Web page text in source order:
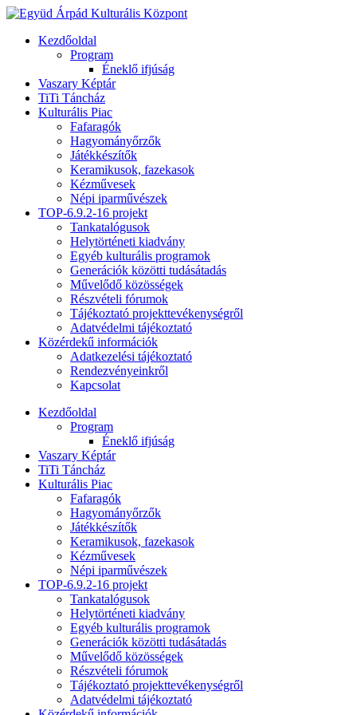
Kezdőoldal
Program
Éneklő ifjúság
Vaszary Képtár
TiTi Táncház
Kulturális Piac
Fafaragók
Hagyományőrzők
Játékkészítők
Keramikusok, fazekasok
Kézművesek
Népi iparművészek
TOP-6.9.2-16 projekt
Tankatalógusok
Helytörténeti kiadvány
Egyéb kulturális programok
Generációk közötti tudásátadás
Művelődő közösségek
Részvételi fórumok
Tájékoztató projekttevékenységről
Adatvédelmi tájékoztató
Közérdekű információk
Adatkezelési tájékoztató
Rendezvényeinkről
Kapcsolat
Kezdőoldal
Program
Éneklő ifjúság
Vaszary Képtár
TiTi Táncház
Kulturális Piac
Fafaragók
Hagyományőrzők
Játékkészítők
Keramikusok, fazekasok
Kézművesek
Népi iparművészek
TOP-6.9.2-16 projekt
Tankatalógusok
Helytörténeti kiadvány
Egyéb kulturális programok
Generációk közötti tudásátadás
Művelődő közösségek
Részvételi fórumok
Tájékoztató projekttevékenységről
Adatvédelmi tájékoztató